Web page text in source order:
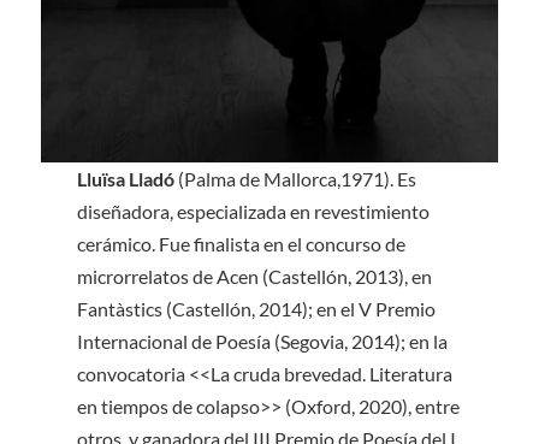
Lluïsa Lladó (Palma de Mallorca,1971). Es
diseñadora, especializada en revestimiento
cerámico. Fue finalista en el concurso de
microrrelatos de Acen (Castellón, 2013), en
Fantàstics (Castellón, 2014); en el V Premio
Internacional de Poesía (Segovia, 2014); en la
convocatoria <<La cruda brevedad. Literatura
en tiempos de colapso>> (Oxford, 2020), entre
otros, y ganadora del III Premio de Poesía del I